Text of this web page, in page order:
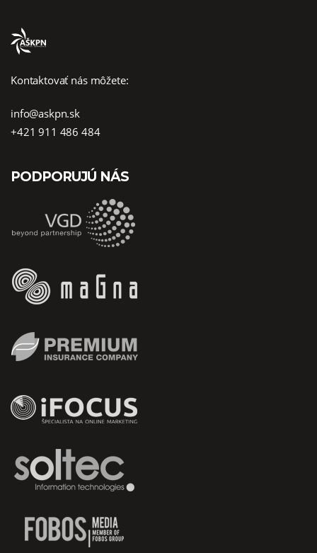
Kontaktovať nás môžete:
info@askpn.sk
+421 911 486 484
PODPORUJÚ NÁS